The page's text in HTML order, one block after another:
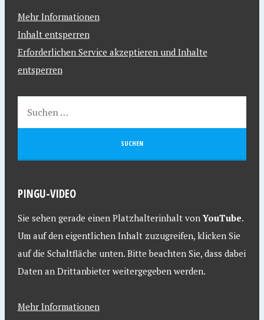
Mehr Informationen
Inhalt entsperren
Erforderlichen Service akzeptieren und Inhalte
entsperren
PINGU-VIDEO
Sie sehen gerade einen Platzhalterinhalt vonYouTube.
Um auf den eigentlichen Inhalt zuzugreifen, klicken Sie
auf die Schaltfläche unten. Bitte beachten Sie, dass dabei
Daten an Drittanbieter weitergegeben werden.
Mehr Informationen